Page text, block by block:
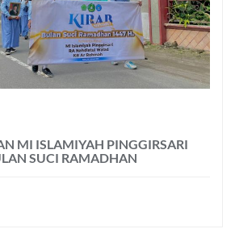
MI ISLAMIYAH PINGGIRSARI
SUCI RAMADHAN